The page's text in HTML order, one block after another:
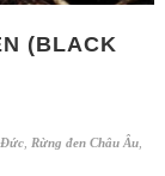
(BLACK
Đức, Rừng đen Châu Âu,